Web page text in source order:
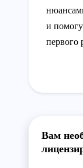
и
первого
Вам